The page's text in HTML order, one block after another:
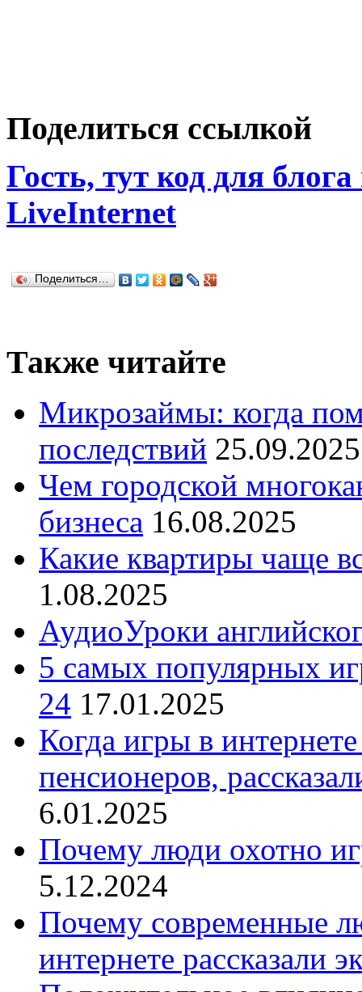
Поделиться ссылкой
Гость, тут код для
LiveInternet
Поделиться…
Также читайте
Микрозаймы: когда
последствий 25.09.2025
Чем городской
бизнеса 16.08.2025
Какие квартиры чаще
1.08.2025
АудиоУроки
5 самых популярных
24 17.01.2025
Когда игры в
пенсионеров,
6.01.2025
Почему люди охотно
5.12.2024
Почему современные
интернете рассказали